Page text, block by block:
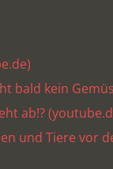
bald kein
ab!?
und Tiere vor